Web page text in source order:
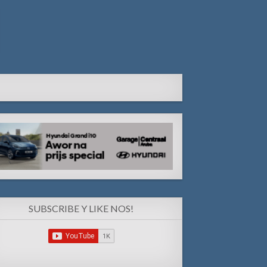
SUBSCRIBE Y LIKE NOS!